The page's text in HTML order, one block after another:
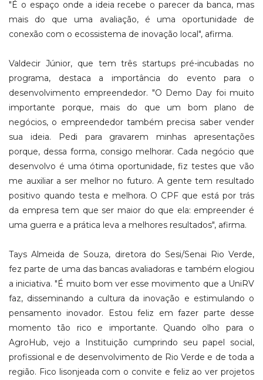
"É o espaço onde a ideia recebe o parecer da banca, mas
mais do que uma avaliação, é uma oportunidade de
conexão com o ecossistema de inovação local", afirma.
Valdecir Júnior, que tem três startups pré-incubadas no
programa, destaca a importância do evento para o
desenvolvimento empreendedor. "O Demo Day foi muito
importante porque, mais do que um bom plano de
negócios, o empreendedor também precisa saber vender
sua ideia. Pedi para gravarem minhas apresentações
porque, dessa forma, consigo melhorar. Cada negócio que
desenvolvo é uma ótima oportunidade, fiz testes que vão
me auxiliar a ser melhor no futuro. A gente tem resultado
positivo quando testa e melhora. O CPF que está por trás
da empresa tem que ser maior do que ela: empreender é
uma guerra e a prática leva a melhores resultados", afirma.
Tays Almeida de Souza, diretora do Sesi/Senai Rio Verde,
fez parte de uma das bancas avaliadoras e também elogiou
a iniciativa. "É muito bom ver esse movimento que a UniRV
faz, disseminando a cultura da inovação e estimulando o
pensamento inovador. Estou feliz em fazer parte desse
momento tão rico e importante. Quando olho para o
AgroHub, vejo a Instituição cumprindo seu papel social,
profissional e de desenvolvimento de Rio Verde e de toda a
região. Fico lisonjeada com o convite e feliz ao ver projetos